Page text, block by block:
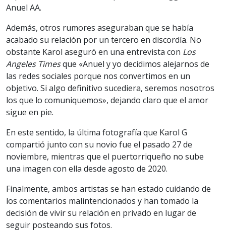
Anuel AA.
Además, otros rumores aseguraban que se había
acabado su relación por un tercero en discordía. No
obstante Karol aseguró en una entrevista con Los
Angeles Timesque «Anuel y yo decidimos alejarnos de
las redes sociales porque nos convertimos en un
objetivo. Si algo definitivo sucediera, seremos nosotros
los que lo comuniquemos», dejando claro que el amor
sigue en pie.
En este sentido, la última fotografía que Karol G
compartió junto con su novio fue el pasado 27 de
noviembre, mientras que el puertorriqueño no sube
una imagen con ella desde agosto de 2020.
Finalmente, ambos artistas se han estado cuidando de
los comentarios malintencionados y han tomado la
decisión de vivir su relación en privado en lugar de
seguir posteando sus fotos.